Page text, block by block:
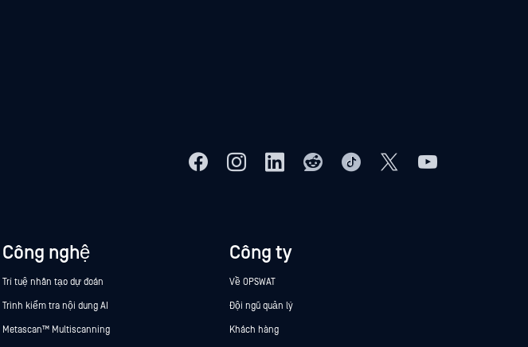
Công nghệ
Trí tuệ nhân tạo dự đoán
Trình kiểm tra nội dung AI
Metascan™ Multiscanning
Công ty
Về OPSWAT
Đội ngũ quản lý
Khách hàng